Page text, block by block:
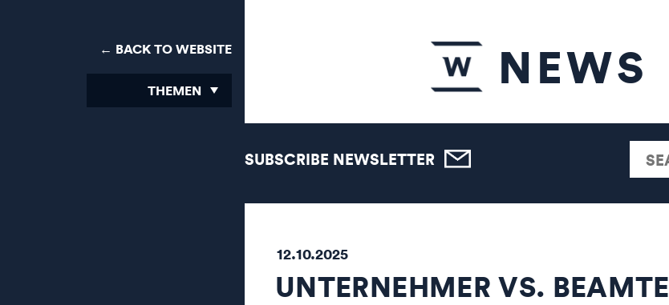
← BACK TO WEBSITE
THEMEN NEWS
SUBSCRIBE NEWSLETTER
12.10.2025
UNTERNEHMER VS. BEAMTE